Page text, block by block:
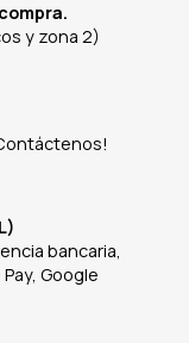
y zona 2)
bancaria,
Google